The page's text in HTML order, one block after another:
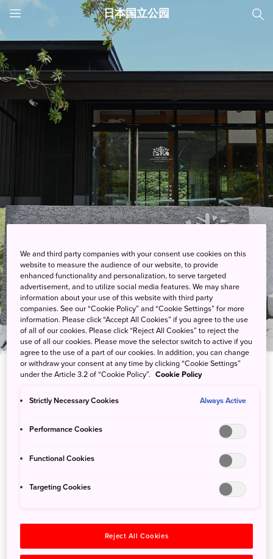
JNTO
日本国立公园
游客中心
奄美大岛世界遗产保护中心
观看沉浸式展览，近距离感受奄美大岛森林中
丰富的生物多样性
的动植物，从迷宫般的红树林到广袤的月桂林，包罗万象。岛上的
森林里生活着许多特有和珍稀物种，包括具有独特进化意义的全球
濒危 (EDGE) 物种。奄美大岛属于奄美群岛国立公园，与德之岛和
遗产地的重要意义。
在入口大厅，故事书般的斑斓壁画讲述了奄美大岛多样化生态系统
We and third party companies with your consent use cookies on this
website to measure the audience of our website, to provide
enhanced functionality and personalization, to serve targeted
advertisement, and to utilize social media features. We may share
information about your use of this website with third party
companies. See our “Cookie Policy” and “Cookie Settings” for more
information. Please click “Accept All Cookies” if you agree to the use
of all of our cookies. Please click “Reject All Cookies” to reject the
use of all our cookies. Please move the selector switch to active if you
agree to the use of a part of our cookies. In addition, you can change
or withdraw your consent at any time by clicking “Cookie Settings”
under the Article 3.2 of “Cookie Policy”. Cookie Policy
Strictly Necessary Cookies Always Active
Performance Cookies
Functional Cookies
Targeting Cookies
Reject All Cookies